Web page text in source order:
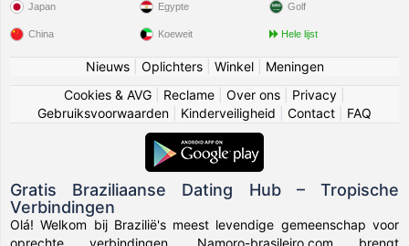
Japan
China
Egypte
Koeweit
Golf
Hele lijst
Nieuws| Oplichters| Winkel| Meningen
Cookies & AVG
Reclame Over ons Privacy
Gebruiksvoorwaarden
Kinderveiligheid Contact FAQ
Gratis Braziliaanse Dating Hub – Tropische
Verbindingen
Olá! Welkom bij Brazilië's meest levendige gemeenschap voor
oprechte verbindingen. Namoro-brasileiro.com brengt